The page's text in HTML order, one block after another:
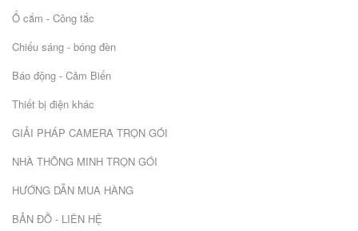
Ổ cắm - Công tắc
Chiếu sáng - bóng đèn
Báo động - Cảm Biến
Thiết bị điện khác
GIẢI PHÁP CAMERA TRỌN GÓI
NHÀ THÔNG MINH TRỌN GÓI
HƯỚNG DẪN MUA HÀNG
BẢN ĐỒ - LIÊN HỆ